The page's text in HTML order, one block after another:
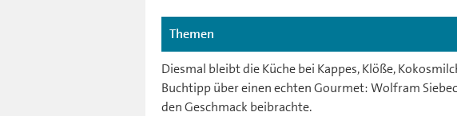
Themen
Diesmal bleibt die Küche bei Kappes, Klöße,
Buchtipp über einen echten Gourmet: Wolfram
den Geschmack beibrachte.